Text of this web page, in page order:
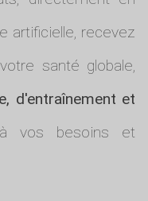
artificielle, recevez
santé globale,
d'entraînement et
vos besoins et